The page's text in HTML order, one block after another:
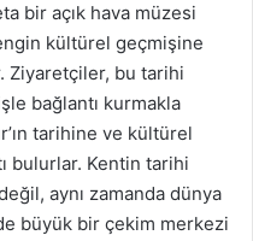
bir açık hava müzesi
kültürel geçmişine
Ziyaretçiler, bu tarihi
bağlantı kurmakla
tarihine ve kültürel
bulurlar. Kentin tarihi
aynı zamanda dünya
büyük bir çekim merkezi